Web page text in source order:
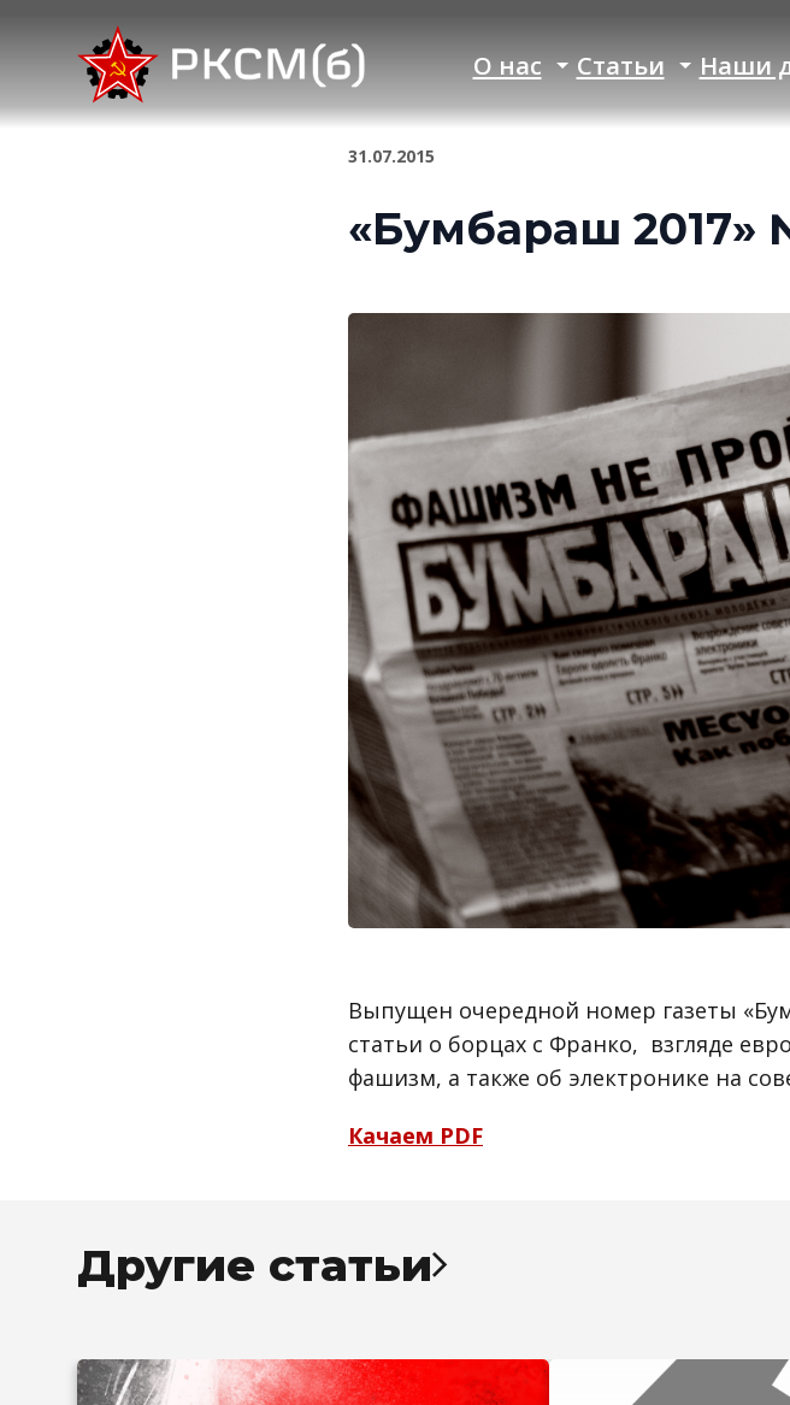
О нас Статьи Наши
31.07.2015
«Бумбараш 2017»
Выпущен очередной номер газеты
статьи о борцах с Франко, взгляде
фашизм, а также об электронике на
Качаем PDF
Другие статьи